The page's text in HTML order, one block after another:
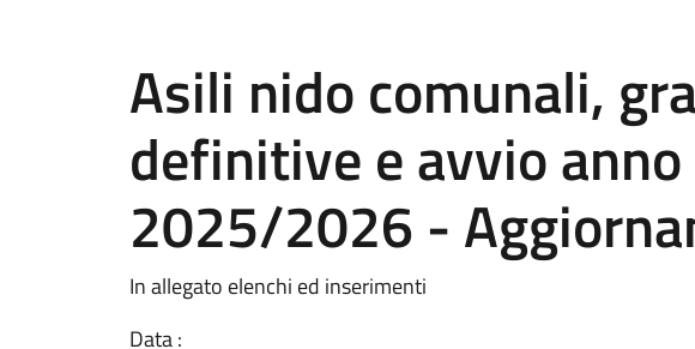
Asili nido comunali,
definitive e avvio
2025/2026 -
In allegato elenchi ed inserimenti
Data :